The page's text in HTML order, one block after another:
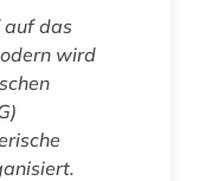
auf das
wird